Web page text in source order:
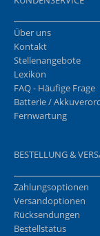
Über uns
Kontakt
Stellenangebote
Lexikon
FAQ - Häufige Frage
Batterie /
Fernwartung
BESTELLUNG &
Zahlungsoptionen
Versandoptionen
Rücksendungen
Bestellstatus